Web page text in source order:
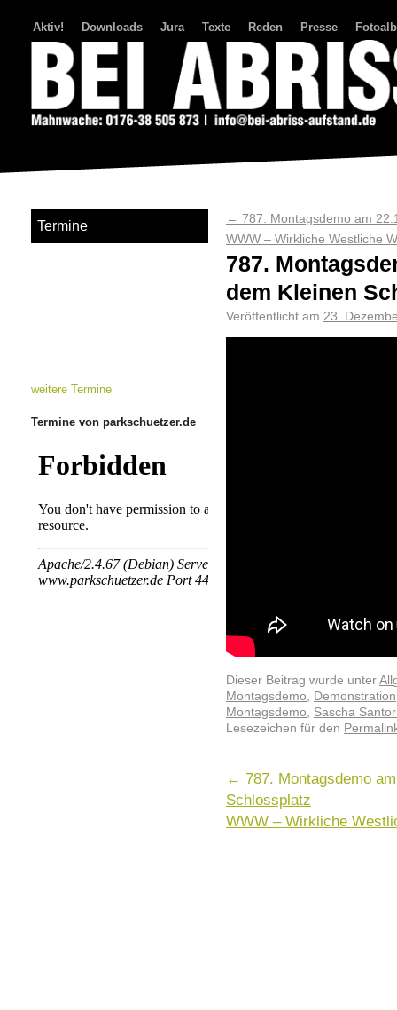
Aktiv! Downloads Jura Texte Reden Presse
← 787. Montagsdemo am
WWW – Wirkliche Westliche
787.
dem Kleinen
Veröffentlicht am 23.
Dieser Beitrag wurde unter
Montagsdemo
Demonstration
Montagsdemo
Sascha
Lesezeichen für den
← 787. Montagsdemo
Schlossplatz
WWW – Wirkliche
Termine
weitere Termine
Termine von parkschuetzer.de